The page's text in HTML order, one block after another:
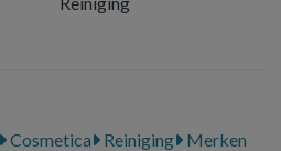
Cosmetica Reiniging Merken